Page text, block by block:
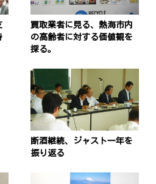
買取業者に見る、熱海市内
の高齢者に対する価値観を
探る。
断酒継続、ジャスト一年を
振り返る